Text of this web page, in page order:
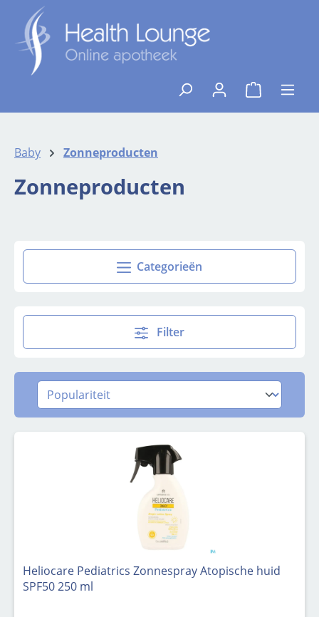
Ga naar de hoofdinhoud
{1}De
Baby Zonneproducten
Zonneproducten
Categorieën
Filter
Heliocare Pediatrics Zonnespray Atopische huid
SPF50 250 ml